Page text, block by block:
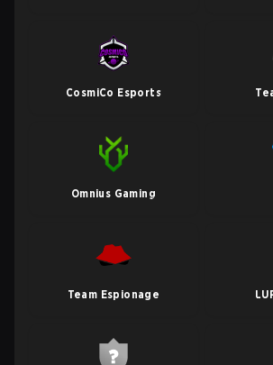
CosmiCo Esports
Omnius Gaming
Team Espionage